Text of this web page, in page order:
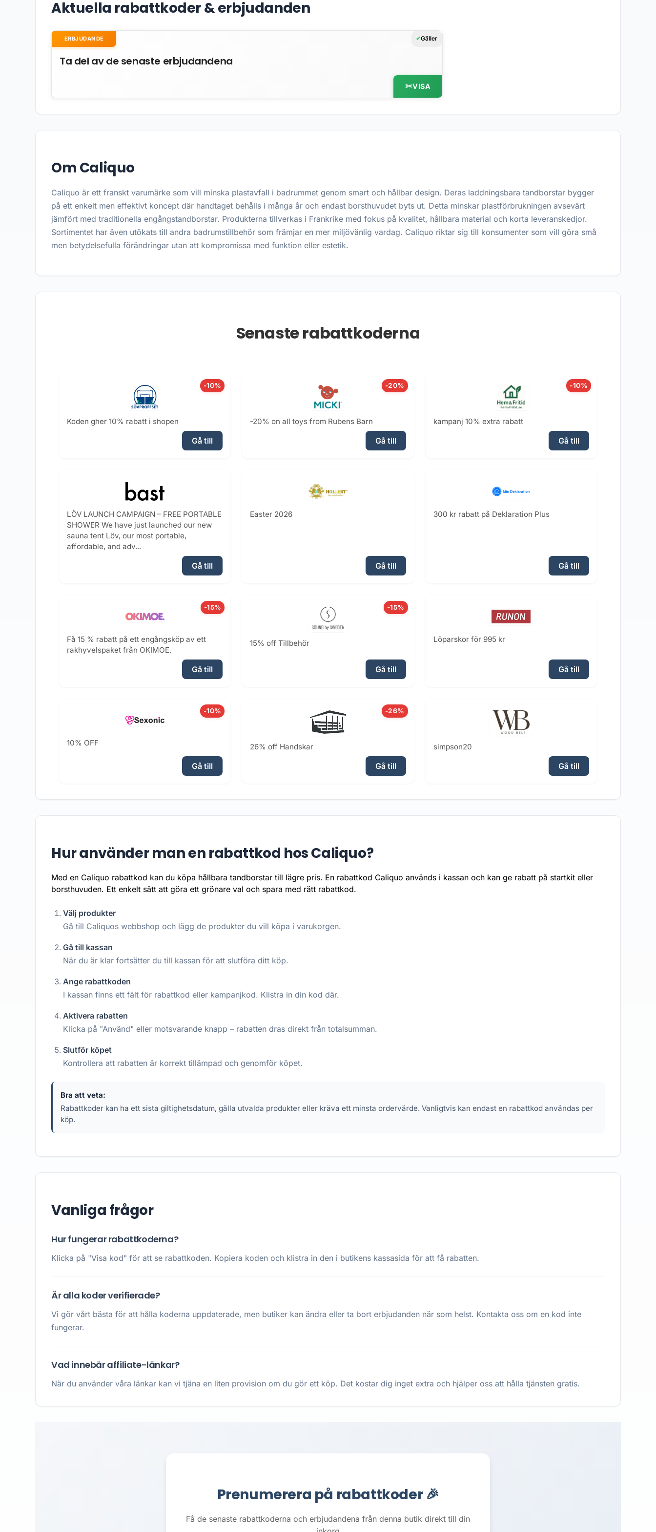
Aktuella rabattkoder & erbjudanden
ERBJUDANDE Gäller
Ta del av de senaste erbjudandena
VISA
Om Caliquo
Caliquo är ett franskt varumärke som vill minska plastavfall i badrummet genom smart och hållbar design. Deras laddningsbara tandborstar bygger
på ett enkelt men effektivt koncept där handtaget behålls i många år och endast borsthuvudet byts ut. Detta minskar plastförbrukningen avsevärt
jämfört med traditionella engångstandborstar. Produkterna tillverkas i Frankrike med fokus på kvalitet, hållbara material och korta leveranskedjor.
Sortimentet har även utökats till andra badrumstillbehör som främjar en mer miljövänlig vardag. Caliquo riktar sig till konsumenter som vill göra små
men betydelsefulla förändringar utan att kompromissa med funktion eller estetik.
Senaste rabattkoderna
-10%
Koden gher 10% rabatt i shopen
Gå till
-20%
-20% on all toys from Rubens Barn
Gå till
-10%
kampanj 10% extra rabatt
Gå till
LÖV LAUNCH CAMPAIGN – FREE PORTABLE
SHOWER We have just launched our new
sauna tent Löv, our most portable,
affordable, and adv...
Gå till
Easter 2026
Gå till
300 kr rabatt på Deklaration Plus
Gå till
-15%
Få 15 % rabatt på ett engångsköp av ett
rakhyvelspaket från OKIMOE.
Gå till
-15%
15% off Tillbehör
Gå till
Löparskor för 995 kr
Gå till
-10%
10% OFF
Gå till
-26%
26% off Handskar
Gå till
simpson20
Gå till
Hur använder man en rabattkod hos Caliquo?
Med en Caliquo rabattkod kan du köpa hållbara tandborstar till lägre pris. En rabattkod Caliquo används i kassan och kan ge rabatt på startkit eller
borsthuvuden. Ett enkelt sätt att göra ett grönare val och spara med rätt rabattkod.
Välj produkter
Gå till Caliquos webbshop och lägg de produkter du vill köpa i varukorgen.
Gå till kassan
När du är klar fortsätter du till kassan för att slutföra ditt köp.
Ange rabattkoden
I kassan finns ett fält för rabattkod eller kampanjkod. Klistra in din kod där.
Aktivera rabatten
Klicka på "Använd" eller motsvarande knapp – rabatten dras direkt från totalsumman.
Slutför köpet
Kontrollera att rabatten är korrekt tillämpad och genomför köpet.
Bra att veta:
Rabattkoder kan ha ett sista giltighetsdatum, gälla utvalda produkter eller kräva ett minsta ordervärde. Vanligtvis kan endast en rabattkod användas per
köp.
Vanliga frågor
Hur fungerar rabattkoderna?
Klicka på "Visa kod" för att se rabattkoden. Kopiera koden och klistra in den i butikens kassasida för att få rabatten.
Är alla koder verifierade?
Vi gör vårt bästa för att hålla koderna uppdaterade, men butiker kan ändra eller ta bort erbjudanden när som helst. Kontakta oss om en kod inte
fungerar.
Vad innebär affiliate-länkar?
När du använder våra länkar kan vi tjäna en liten provision om du gör ett köp. Det kostar dig inget extra och hjälper oss att hålla tjänsten gratis.
Prenumerera på rabattkoder 🎉
Få de senaste rabattkoderna och erbjudandena från denna butik direkt till din